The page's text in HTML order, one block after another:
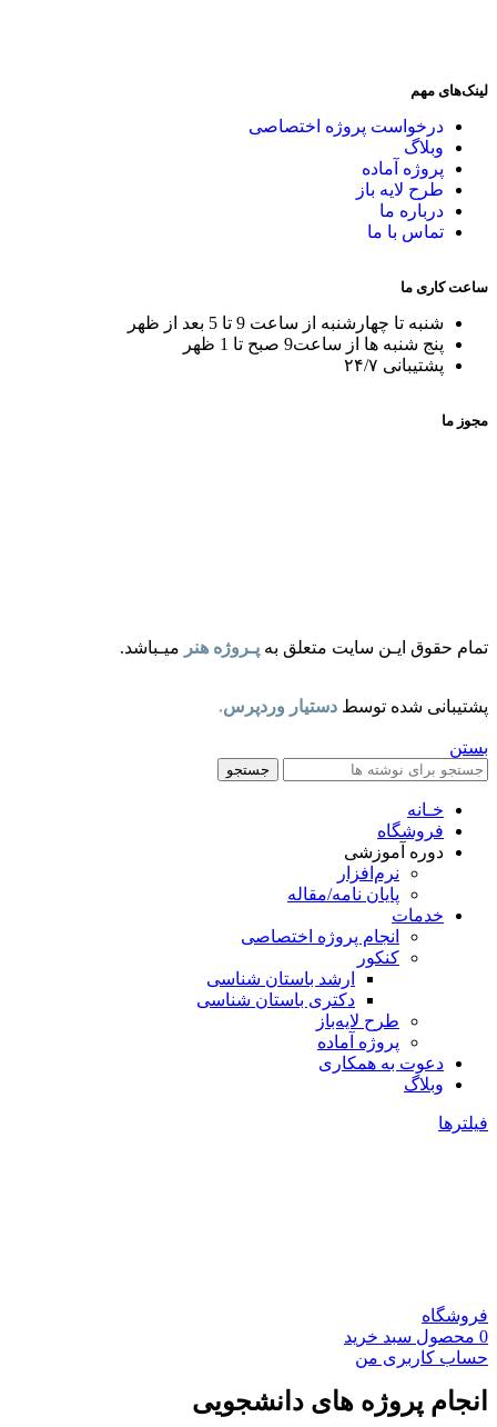
لینک‌های مهم
درخواست پروژه اختصاصی
وبلاگ
پروژه آماده
طرح لایه باز
درباره ما
تماس با ما
ساعت کاری ما
شنبه تا چهارشنبه از ساعت 9 تا 5 بعد از ظهر
پنج شنبه ها از ساعت9 صبح تا 1 ظهر
پشتیبانی ۲۴/۷
مجوز ما
تمام حقوق ایـن سایت متعلق به پـروژه هنر میـباشد.
پشتیبانی شده توسط دستیار وردپرس.
بستن
جستجو
خـانه
فروشگاه
دوره آموزشی
نرم‌افزار
پایان نامه/مقاله
خدمات
انجام پروژه اختصاصی
کنکور
ارشد باستان شناسی
دکتری باستان شناسی
طرح لایه‌باز
پروژه آماده
دعوت به همکاری
وبلاگ
فیلترها
فروشگاه
0 محصول سبد خرید
حساب کاربری من
انجام پروژه های دانشجویی